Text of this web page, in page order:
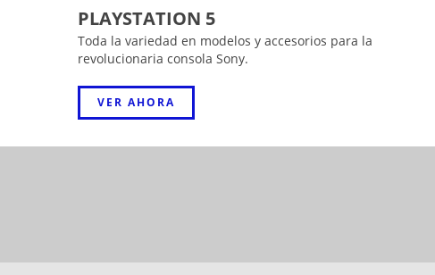
PLAYSTATION 5
Toda la variedad en modelos y accesorios para la
revolucionaria consola Sony.
VER AHORA